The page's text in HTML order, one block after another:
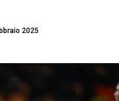
2025